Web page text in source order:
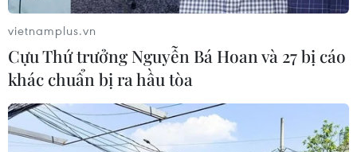
vietnamplus.vn
Cựu Thứ trưởng Nguyễn Bá Hoan và 27 bị cáo
khác chuẩn bị ra hầu tòa